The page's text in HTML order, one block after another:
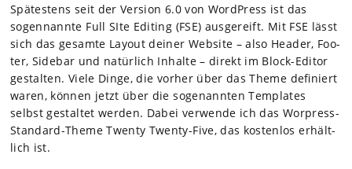
Spä­tes­tens seit der Ver­sion 6.0 von Word­Press ist das
sogen­n­annte Full SIte Editing (FSE) aus­ge­reift. Mit FSE lässt
sich das gesamte Lay­out dei­ner Web­site – also Hea­der, Foo­
ter, Side­bar und natür­lich Inhalte – direkt im Block-Edi­tor
gestal­ten. Viele Dinge, die vor­her über das Theme defi­niert
waren, kön­nen jetzt über die soge­nann­ten Tem­pla­tes
selbst gestal­tet wer­den. Dabei ver­wende ich das Wor­press-
Stan­dard-Theme Twenty Twenty-Five, das kos­ten­los erhält­
lich ist.